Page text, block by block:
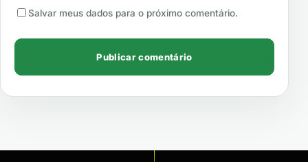
Salvar meus dados para o próximo comentário.